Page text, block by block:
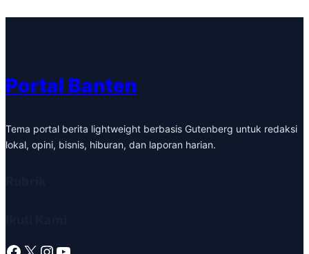
Portal Banten
Tema portal berita lightweight berbasis Gutenberg untuk redaksi
lokal, opini, bisnis, hiburan, dan laporan harian.